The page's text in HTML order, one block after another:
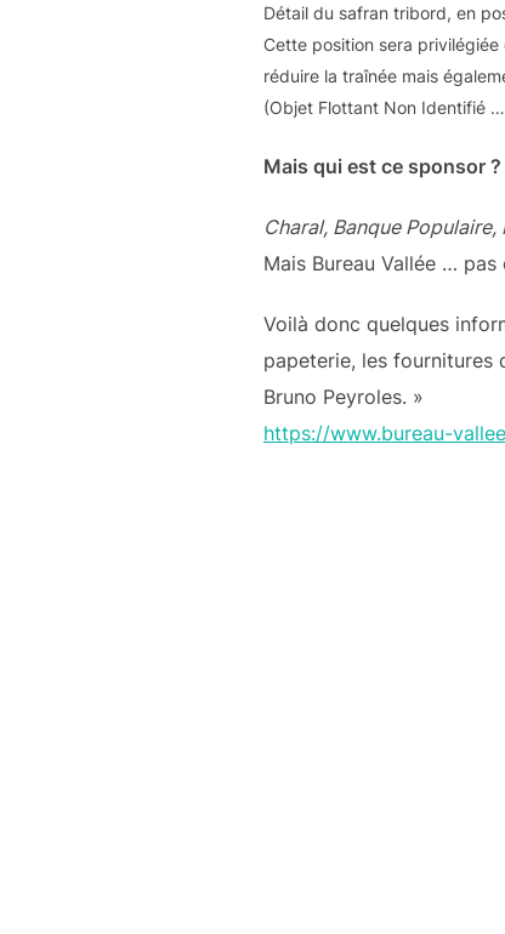
Détail du safran tribord, en
Cette position sera
réduire la traînée mais
(Objet Flottant Non Identifié
Mais qui est ce sponsor ?
Charal, Banque
Mais Bureau Vallée … pas
Voilà donc quelques
papeterie, les fournitures
Bruno Peyroles. »
https://www.bureau-